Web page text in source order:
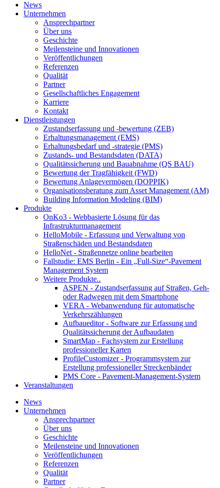
News
Unternehmen
Ansprechpartner
Über uns
Geschichte
Meilensteine und Innovationen
Veröffentlichungen
Referenzen
Qualität
Partner
Gesellschaftliches Engagement
Karriere
Kontakt
Dienstleistungen
Zustandserfassung und -bewertung (ZEB)
Erhaltungsmanagement (EMS)
Erhaltungsbedarf und -strategie (PMS)
Zustands- und Bestandsdaten (DATA)
Qualitätssicherung und Bauabnahme (QS BAU)
Bewertung der Tragfähigkeit (FWD)
Bewertung Anlagevermögen (DOPPIK)
Organisationsberatung zum Asset Management (AM)
Building Information Modeling (BIM)
Produkte
OnKo3 - Webbasierte Lösung für das
Infrastrukturmanagement
HelloMobile - Erfassung und Verwaltung von
Straßenschäden und Bestandsdaten
HelloNet - Straßennetze online bearbeiten
Fallstudie: EMS Berlin - Ein „Full-Size“-Pavement
Management System
Weitere Produkte..
ASPEN - Zustandserfassung auf Straßen, Geh-
oder Radwegen mit dem Smartphone
VERA - Webanwendung für automatische
Verkehrszählungen
Aufbaueditor - Software zur Erfassung und
Qualitätssicherung der Aufbaudaten
SmartMap - Fachsystem zur Erstellung
professioneller Karten
ProfileCustomizer - Programmsystem zur
Erstellung professioneller Streckenbänder
PMS Core - Pavement-Management-System
Veranstaltungen
News
Unternehmen
Ansprechpartner
Über uns
Geschichte
Meilensteine und Innovationen
Veröffentlichungen
Referenzen
Qualität
Partner